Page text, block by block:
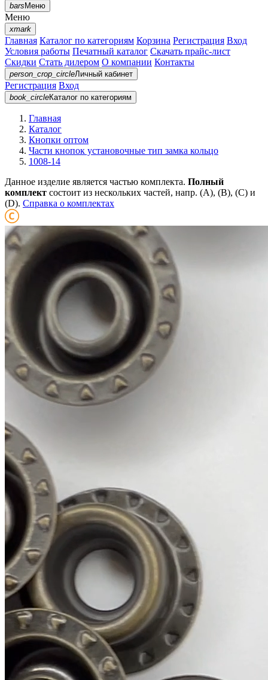
barsМеню
Меню
xmark
Главная Каталог по категориям Корзина Регистрация Вход
Условия работы Печатный каталог Скачать прайс-лист
Скидки Стать дилером О компании Контакты
person_crop_circleЛичный кабинет
Регистрация Вход
book_circleКаталог по категориям
Главная
Каталог
Кнопки оптом
Части кнопок установочные тип замка кольцо
1008-14
Данное изделие является частью комплекта. Полный
комплект состоит из нескольких частей, напр. (А), (B), (С) и
(D). Справка о комплектах